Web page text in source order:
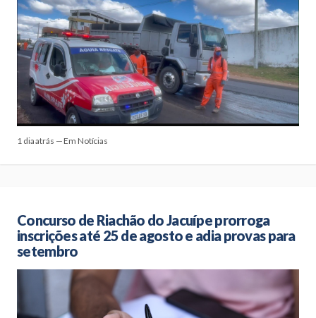
1 dia atrás — Em Notícias
Concurso de Riachão do Jacuípe prorroga
inscrições até 25 de agosto e adia provas para
setembro